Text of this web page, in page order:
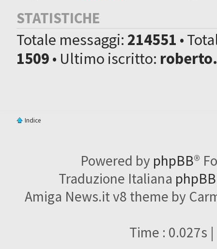
STATISTICHE
Totale messaggi: 214551 •
1509• Ultimo iscritto:
Indice
Powered by phpBB®
Traduzione Italiana
Amiga News.it v8 theme by
Time : 0.027s